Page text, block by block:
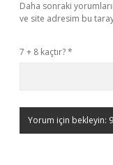
Daha sonraki
ve site adresim bu
7 + 8 kaçtır?*